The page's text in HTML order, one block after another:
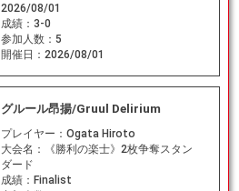
2026/08/01
成績： 3-0
参加人数： 5
開催日： 2026/08/01
グルール昂揚/Gruul Delirium
プレイヤー： Ogata Hiroto
大会名：
《勝利の楽士》2枚争奪スタン
ダード
成績： Finalist